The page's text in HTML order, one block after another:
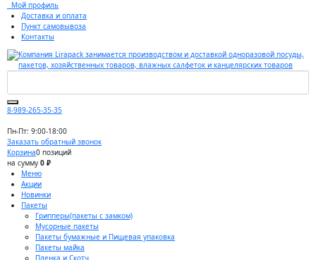
Мой профиль
Доставка и оплата
Пункт самовывоза
Контакты
8-989-265-35-35
Пн-Пт: 9:00-18:00
Заказать обратный звонок
Корзина0 позиций
на сумму 0 ₽
Меню
Акции
Новинки
Пакеты
Грипперы(пакеты с замком)
Мусорные пакеты
Пакеты бумажные и Пищевая упаковка
Пакеты майка
Пленка и Скотч